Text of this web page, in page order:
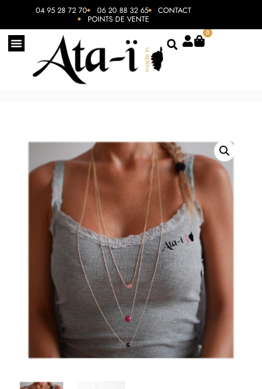
04 95 28 72 70 06 20 88 32 65 CONTACT
POINTS DE VENTE
0